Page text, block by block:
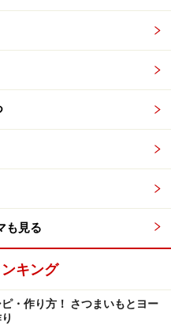
ネス（使い慣れたもの
子が意外に多いので、連
けさせましょう）
やや多めに）
おやつ類
も見る
キング
・作り方！ さつまいもとヨー